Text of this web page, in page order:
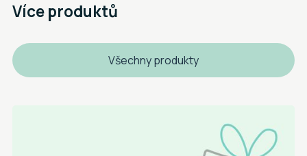
Více produktů
Všechny produkty